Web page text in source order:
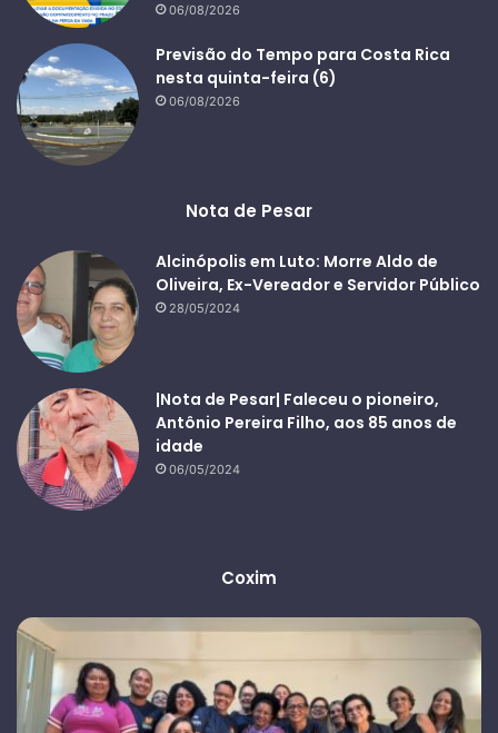
06/08/2026
Previsão do Tempo para Costa Rica
nesta quinta-feira (6)
06/08/2026
Nota de Pesar
Alcinópolis em Luto: Morre Aldo de
Oliveira, Ex-Vereador e Servidor Público
28/05/2024
|Nota de Pesar| Faleceu o pioneiro,
Antônio Pereira Filho, aos 85 anos de
idade
06/05/2024
Coxim